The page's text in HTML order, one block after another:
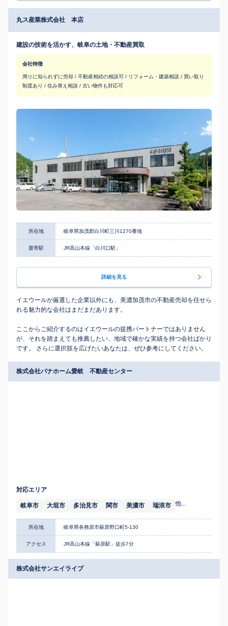
丸ス産業株式会社 本店
建設の技術を活かす、岐阜の土地・不動産買取
会社特徴
周りに知られずに売却 / 不動産相続の相談可 / リフォーム・建築相談 / 買い取り
制度あり / 住み替え相談 / 古い物件も対応可
所在地 岐阜県加茂郡白川町三川1270番地
最寄駅 JR高山本線「白川口駅」
詳細を見る
イエウールが厳選した企業以外にも、美濃加茂市の不動産売却を任せら
れる魅力的な会社はまだまだあります。
ここからご紹介するのはイエウールの提携パートナーではありません
が、それを踏まえても推薦したい、地域で確かな実績を持つ会社ばかり
です。 さらに選択肢を広げたいあなたは、ぜひ参考にしてください。
株式会社パナホーム愛岐 不動産センター
対応エリア
岐阜市 大垣市 多治見市 関市 美濃市 瑞浪市 他...
所在地 岐阜県各務原市蘇原野口町5-130
アクセス JR高山本線「蘇原駅」徒歩7分
株式会社サンエイライブ